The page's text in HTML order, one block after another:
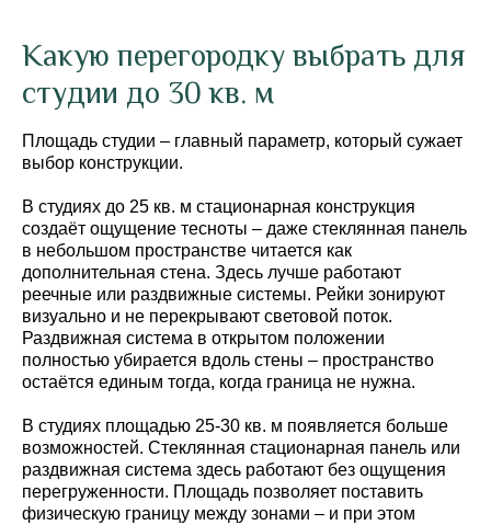
Какую перегородку выбрать для
студии до 30 кв. м
Площадь студии – главный параметр, который сужает
выбор конструкции.
В студиях до 25 кв. м стационарная конструкция
создаёт ощущение тесноты – даже стеклянная панель
в небольшом пространстве читается как
дополнительная стена. Здесь лучше работают
реечные или раздвижные системы. Рейки зонируют
визуально и не перекрывают световой поток.
Раздвижная система в открытом положении
полностью убирается вдоль стены – пространство
остаётся единым тогда, когда граница не нужна.
В студиях площадью 25-30 кв. м появляется больше
возможностей. Стеклянная стационарная панель или
раздвижная система здесь работают без ощущения
перегруженности. Площадь позволяет поставить
физическую границу между зонами – и при этом